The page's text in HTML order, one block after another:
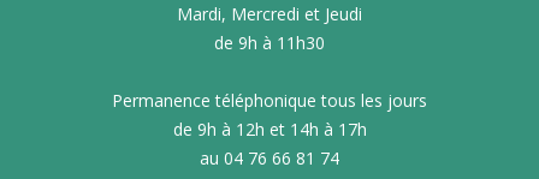
Mardi, Mercredi et Jeudi
de 9h à 11h30
Permanence téléphonique tous les jours
de 9h à 12h et 14h à 17h
au 04 76 66 81 74